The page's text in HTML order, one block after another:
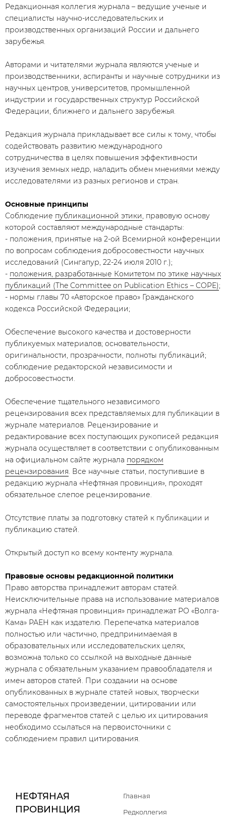
Редакционная коллегия журнала – ведущие ученые и
специалисты научно-исследовательских и
производственных организаций России и дальнего
зарубежья.
​Авторами и читателями журнала являются ученые и
производственники, аспиранты и научные сотрудники из
научных центров, университетов, промышленной
индустрии и государственных структур Российской
Федерации, ближнего и дальнего зарубежья.
Редакция журнала прикладывает все силы к тому, чтобы
содействовать развитию международного
сотрудничества в целях повышения эффективности
изучения земных недр, наладить обмен мнениями между
исследователями из разных регионов и стран.
Основные принципы
Соблюдение публикационной этики, правовую основу
которой составляют международные стандарты:
- положения, принятые на 2-ой Всемирной конференции
по вопросам соблюдения добросовестности научных
исследований (Сингапур, 22-24 июля 2010 г.);
- положения, разработанные Комитетом по этике научных
публикаций (The Committee on Publication Ethics – COPE);
- нормы главы 70 «Авторское право» Гражданского
кодекса Российской Федерации;
Обеспечение высокого качества и достоверности
публикуемых материалов; основательности,
оригинальности, прозрачности, полноты публикаций;
соблюдение редакторской независимости и
добросовестности.
Обеспечение тщательного независимого
рецензирования всех представляемых для публикации в
журнале материалов. Рецензирование и
редактирование всех поступающих рукописей редакция
журнала осуществляет в соответствии с опубликованным
на официальном сайте журнала порядком
рецензирования. Все научные статьи, поступившие в
редакцию журнала «Нефтяная провинция», проходят
обязательное слепое рецензирование.
Отсутствие платы за подготовку статей к публикации и
публикацию статей.
Открытый доступ ко всему контенту журнала.
Правовые основы редакционной политики
Право авторства принадлежит авторам статей.
Неисключительные права на использование материалов
журнала «Нефтяная провинция» принадлежат РО «Волга-
Кама» РАЕН как издателю. Перепечатка материалов
полностью или частично, предпринимаемая в
образовательных или исследовательских целях,
возможна только со ссылкой на выходные данные
журнала с обязательным указанием правообладателя и
имен авторов статей. При создании на основе
опубликованных в журнале статей новых, творчески
самостоятельных произведении, цитировании или
переводе фрагментов статей с целью их цитирования
необходимо ссылаться на первоисточники с
соблюдением правил цитирования.
НЕФТЯНАЯ
ПРОВИНЦИЯ
Главная
Редколлегия